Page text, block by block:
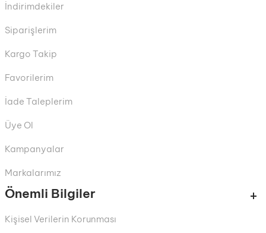
İndirimdekiler
Siparişlerim
Kargo Takip
Favorilerim
İade Taleplerim
Üye Ol
Kampanyalar
Markalarımız
Önemli Bilgiler
Kişisel Verilerin Korunması